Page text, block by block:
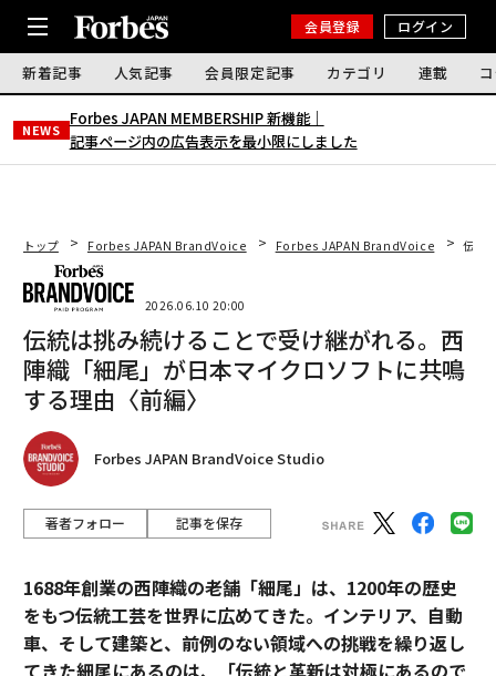
会員登録 ログイン
新着記事 人気記事 会員限定記事 カテゴリ 連載
NEWS
Forbes JAPAN MEMBERSHIP 新機能｜
記事ページ内の広告表示を最小限にしました
トップ Forbes JAPAN BrandVoice Forbes JAPAN BrandVoice 伝統
2026.06.10 20:00
伝統は挑み続けることで受け継がれる。西
陣織「細尾」が日本マイクロソフトに共鳴
する理由〈前編〉
Forbes JAPAN BrandVoice Studio
著者フォロー 記事を保存
1688年創業の西陣織の老舗「細尾」は、1200年の歴史
をもつ伝統工芸を世界に広めてきた。インテリア、自動
車、そして建築と、前例のない領域への挑戦を繰り返し
てきた細尾にあるのは、「伝統と革新は対極にあるので